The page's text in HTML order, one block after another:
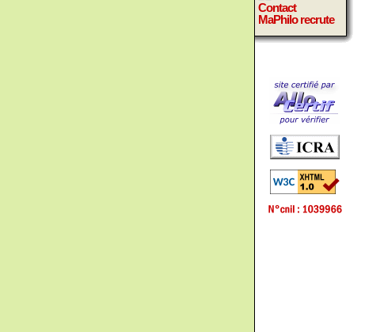
Contact
MaPhilo recrute